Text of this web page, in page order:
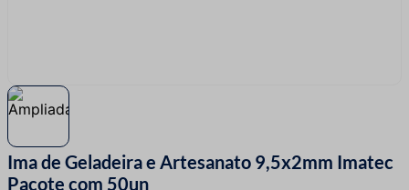
Ima de Geladeira e Artesanato 9,5x2mm Imatec
Pacote com 50un